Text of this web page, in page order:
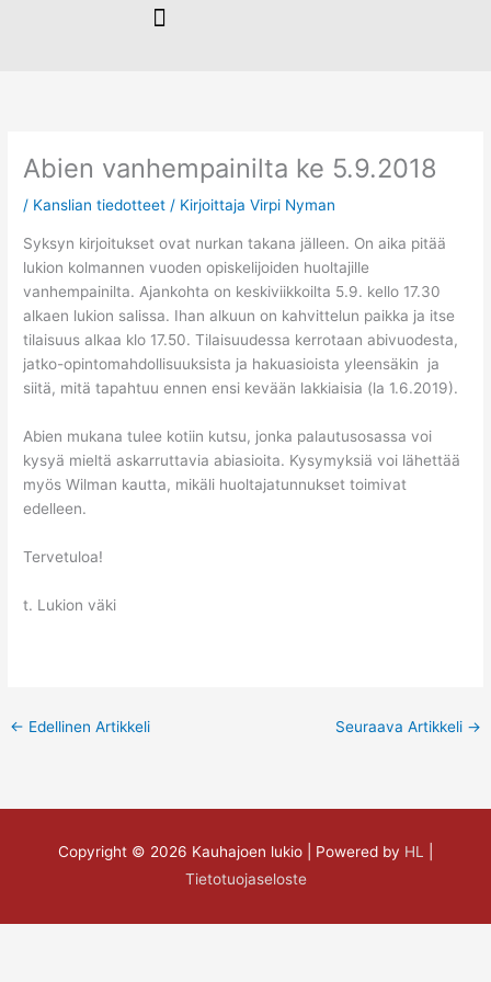
Abien vanhempainilta ke 5.9.2018
/ Kanslian tiedotteet / KirjoittajaVirpi Nyman
Syksyn kirjoitukset ovat nurkan takana jälleen. On aika pitää
lukion kolmannen vuoden opiskelijoiden huoltajille
vanhempainilta. Ajankohta on keskiviikkoilta 5.9. kello 17.30
alkaen lukion salissa. Ihan alkuun on kahvittelun paikka ja itse
tilaisuus alkaa klo 17.50. Tilaisuudessa kerrotaan abivuodesta,
jatko-opintomahdollisuuksista ja hakuasioista yleensäkin ja
siitä, mitä tapahtuu ennen ensi kevään lakkiaisia (la 1.6.2019).
Abien mukana tulee kotiin kutsu, jonka palautusosassa voi
kysyä mieltä askarruttavia abiasioita. Kysymyksiä voi lähettää
myös Wilman kautta, mikäli huoltajatunnukset toimivat
edelleen.
Tervetuloa!
t. Lukion väki
← Edellinen Artikkeli Seuraava Artikkeli →
Copyright © 2026 Kauhajoen lukio | Powered by HL
Tietotuojaseloste